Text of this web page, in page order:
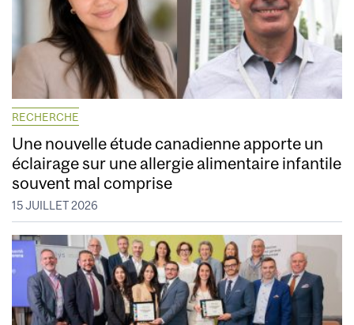
RECHERCHE
Une nouvelle étude canadienne apporte un
éclairage sur une allergie alimentaire infantile
souvent mal comprise
15 JUILLET 2026